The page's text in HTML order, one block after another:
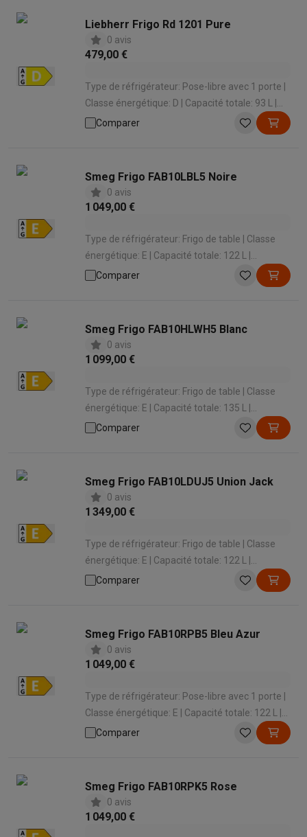
Liebherr Frigo Rd 1201 Pure
0 avis
479,00 €
Type de réfrigérateur: Pose-libre avec 1 porte |
Classe énergétique: D | Capacité totale: 93 L |
Système de refroidissement: Statique | Niveau
Comparer
Smeg Frigo FAB10LBL5 Noire
0 avis
1 049,00 €
Type de réfrigérateur: Frigo de table | Classe
énergétique: E | Capacité totale: 122 L |
Système de refroidissement: Statique | Niveau
Comparer
Smeg Frigo FAB10HLWH5 Blanc
0 avis
1 099,00 €
Type de réfrigérateur: Frigo de table | Classe
énergétique: E | Capacité totale: 135 L |
Système de refroidissement: Statique | Niveau
Comparer
Smeg Frigo FAB10LDUJ5 Union Jack
0 avis
1 349,00 €
Type de réfrigérateur: Frigo de table | Classe
énergétique: E | Capacité totale: 122 L |
Système de refroidissement: Statique | Niveau
Comparer
Smeg Frigo FAB10RPB5 Bleu Azur
0 avis
1 049,00 €
Type de réfrigérateur: Pose-libre avec 1 porte |
Classe énergétique: E | Capacité totale: 122 L |
Système de refroidissement: Statique | Niveau
Comparer
Smeg Frigo FAB10RPK5 Rose
0 avis
1 049,00 €